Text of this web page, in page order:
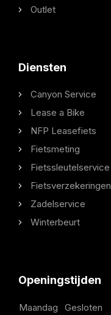
Outlet
Diensten
Canyon Service
Lease a Bike
NFP Leasefiets
Fietsmeting
Fietssleutelservice
Fietsverzekeringen
Zadelservice
Winterbeurt
Openingstijden
Maandag
Gesloten